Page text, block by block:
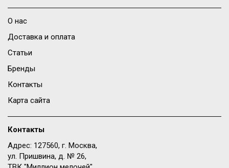
О нас
Доставка и оплата
Статьи
Бренды
Контакты
Карта сайта
Контакты
Адрес: 127560, г. Москва,
ул. Пришвина, д. № 26,